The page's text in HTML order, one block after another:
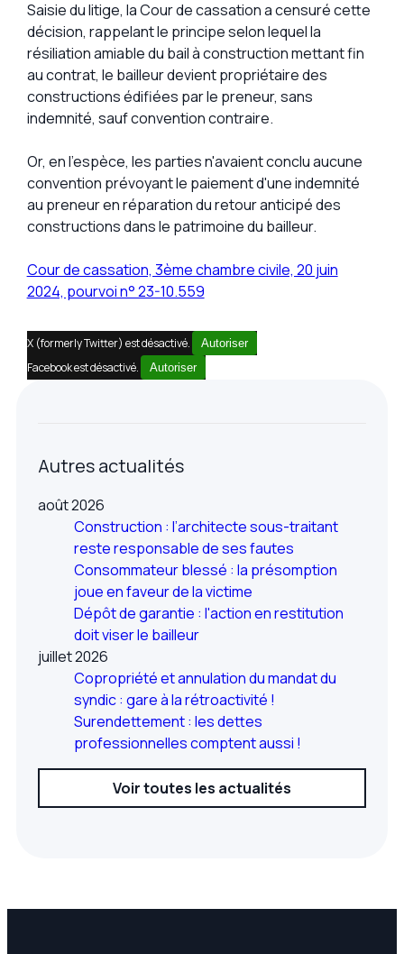
Saisie du litige, la Cour de cassation a censuré cette
décision, rappelant le principe selon lequel la
résiliation amiable du bail à construction mettant fin
au contrat, le bailleur devient propriétaire des
constructions édifiées par le preneur, sans
indemnité, sauf convention contraire.
Or, en l’espèce, les parties n'avaient conclu aucune
convention prévoyant le paiement d'une indemnité
au preneur en réparation du retour anticipé des
constructions dans le patrimoine du bailleur.
Cour de cassation, 3ème chambre civile, 20 juin
2024, pourvoi n° 23-10.559
X (formerly Twitter) est désactivé. Autoriser
Facebook est désactivé. Autoriser
Autres actualités
août 2026
Construction : l’architecte sous-traitant
reste responsable de ses fautes
Consommateur blessé : la présomption
joue en faveur de la victime
Dépôt de garantie : l'action en restitution
doit viser le bailleur
juillet 2026
Copropriété et annulation du mandat du
syndic : gare à la rétroactivité !
Surendettement : les dettes
professionnelles comptent aussi !
Voir toutes les actualités